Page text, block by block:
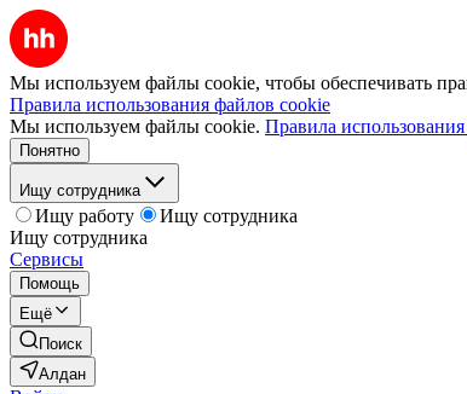
Мы используем файлы cookie, чтобы обеспечивать
Правила использования файлов cookie
Мы используем файлы cookie. Правила
Понятно
Ищу сотрудника
Ищу работу
Ищу сотрудника
Ищу сотрудника
Сервисы
Помощь
Ещё
Поиск
Алдан